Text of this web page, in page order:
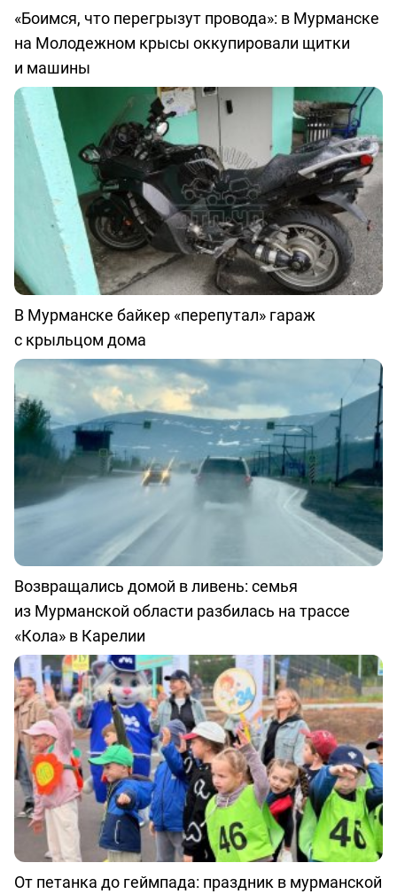
«Боимся, что перегрызут провода»: в Мурманске
на Молодежном крысы оккупировали щитки
и машины
В Мурманске байкер «перепутал» гараж
с крыльцом дома
Возвращались домой в ливень: семья
из Мурманской области разбилась на трассе
«Кола» в Карелии
От петанка до геймпада: праздник в мурманской